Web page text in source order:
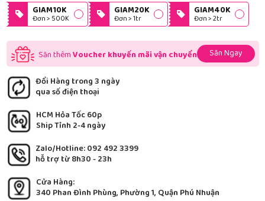
GIAM10K
Đơn > 500K
GIAM20K
Đơn > 1tr
GIAM40K
Đơn > 2tr
Săn thêmVoucher khuyến mãi vận chuyển Săn Ngay
Đổi Hàng trong 3 ngày
qua số điện thoại
HCM Hỏa Tốc 60p
Ship Tỉnh 2-4 ngày
Zalo/Hotline: 092 492 3399
hỗ trợ từ 8h30 - 23h
Cửa Hàng:
340 Phan Đình Phùng, Phường 1, Quận Phú Nhuận